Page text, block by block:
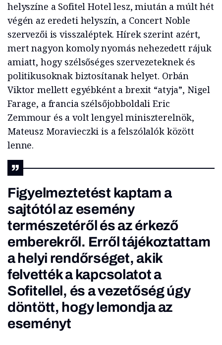
helyszíne a Sofitel Hotel lesz, miután a múlt hét
végén az eredeti helyszín, a Concert Noble
szervezői is visszaléptek. Hírek szerint azért,
mert nagyon komoly nyomás nehezedett rájuk
amiatt, hogy szélsőséges szervezeteknek és
politikusoknak biztosítanak helyet. Orbán
Viktor mellett egyébként a brexit “atyja”, Nigel
Farage, a francia szélsőjobboldali Eric
Zemmour és a volt lengyel miniszterelnök,
Mateusz Moravieczki is a felszólalók között
lenne.
Figyelmeztetést kaptam a
sajtótól az esemény
természetéről és az érkező
emberekről. Erről tájékoztattam
a helyi rendőrséget, akik
felvették a kapcsolatot a
Sofitellel, és a vezetőség úgy
döntött, hogy lemondja az
eseményt